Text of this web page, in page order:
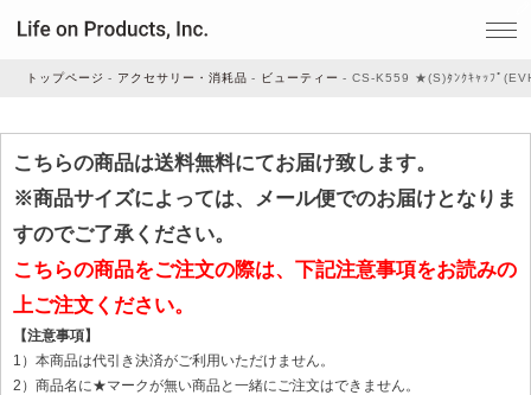
家事・生活雑貨
ルームフレグランス
ビューティー
トップページ アクセサリー・消耗品 ビューティー CS-K559 ★(S)ﾀﾝｸｷｬｯﾌﾟ
こちらの商品は送料無料にてお届け致します。
※商品サイズによっては、メール便でのお届けとなりま
すのでご了承ください。
こちらの商品をご注文の際は、下記注意事項をお読みの
上ご注文ください。
【注意事項】
1）本商品は代引き決済がご利用いただけません。
2）商品名に★マークが無い商品と一緒にご注文はできません。